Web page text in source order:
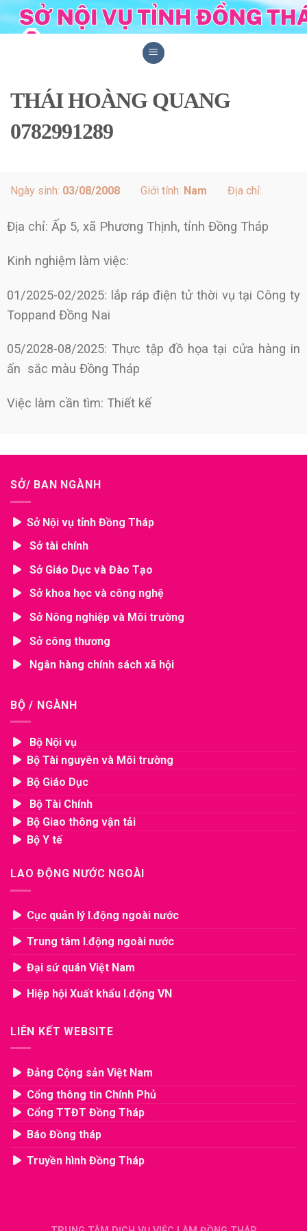
Skip
to
THÁI HOÀNG QUANG
0782991289
Ngày sinh: 03/08/2008 Giới tính: Nam Địa chỉ:
Địa chỉ: Ấp 5, xã Phương Thịnh, tỉnh Đồng Tháp
Kinh nghiệm làm việc:
01/2025-02/2025: lắp ráp điện tử thời vụ tại Công ty
Toppand Đồng Nai
05/2028-08/2025: Thực tập đồ họa tại cửa hàng in
ấn sắc màu Đồng Tháp
Việc làm cần tìm: Thiết kế
SỞ/ BAN NGÀNH
Sở Nội vụ tỉnh Đồng Tháp
Sở tài chính
Sở Giáo Dục và Đào Tạo
Sở khoa học và công nghệ
Sở Nông nghiệp và Môi trường
Sở công thương
Ngân hàng chính sách xã hội
BỘ / NGÀNH
Bộ Nội vụ
Bộ Tài nguyên và Môi trường
Bộ Giáo Dục
Bộ Tài Chính
Bộ Giao thông vận tải
Bộ Y tế
LAO ĐỘNG NƯỚC NGOÀI
Cục quản lý l.động ngoài nước
Trung tâm l.động ngoài nước
Đại sứ quán Việt Nam
Hiệp hội Xuất khẩu l.động VN
LIÊN KẾT WEBSITE
Đảng Cộng sản Việt Nam
Cổng thông tin Chính Phủ
Cổng TTĐT Đồng Tháp
Báo Đồng tháp
Truyền hình Đồng Tháp